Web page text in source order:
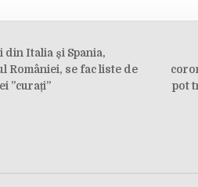
pot
Italia și Spania,
României, se fac liste de
”curați”